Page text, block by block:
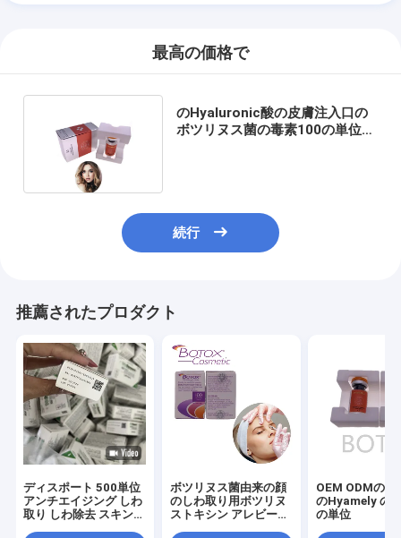
最高の価格で
のHyaluronic酸の皮膚注入口の
ボツリヌス菌の毒素100の単位反
続行
推薦されたプロダクト
ディスポート 500単位
アンチエイジング しわ
取り しわ除去 スキンケ
ボツリヌス菌由来の顔
のしわ取り用ボツリヌ
ストキシン アレビー
OEM ODMの霧
のHyamely の
の単位